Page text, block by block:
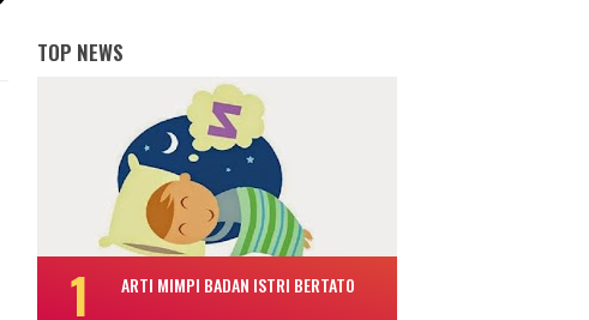
TOP NEWS
ARTI MIMPI BADAN ISTRI BERTATO